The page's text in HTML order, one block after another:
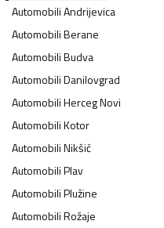
AutomobiliAndrijevica
AutomobiliBerane
AutomobiliBudva
AutomobiliDanilovgrad
AutomobiliHerceg Novi
AutomobiliKotor
AutomobiliNikšić
AutomobiliPlav
AutomobiliPlužine
AutomobiliRožaje